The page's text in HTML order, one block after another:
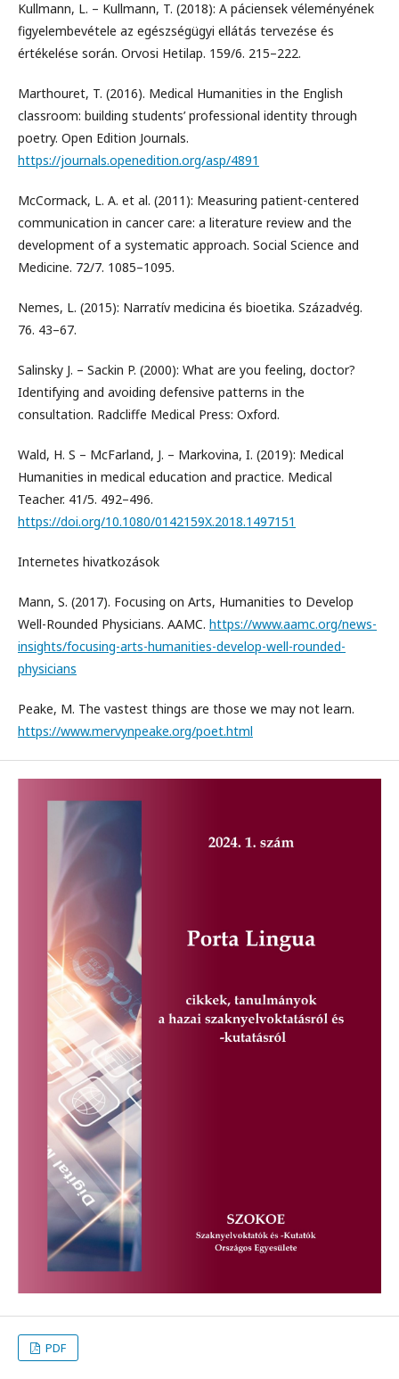
Kullmann, L. – Kullmann, T. (2018): A páciensek véleményének
figyelembevétele az egészségügyi ellátás tervezése és
értékelése során. Orvosi Hetilap. 159/6. 215–222.
Marthouret, T. (2016). Medical Humanities in the English
classroom: building students’ professional identity through
poetry. Open Edition Journals.
https://journals.openedition.org/asp/4891
McCormack, L. A. et al. (2011): Measuring patient-centered
communication in cancer care: a literature review and the
development of a systematic approach. Social Science and
Medicine. 72/7. 1085–1095.
Nemes, L. (2015): Narratív medicina és bioetika. Századvég.
76. 43–67.
Salinsky J. – Sackin P. (2000): What are you feeling, doctor?
Identifying and avoiding defensive patterns in the
consultation. Radcliffe Medical Press: Oxford.
Wald, H. S – McFarland, J. – Markovina, I. (2019): Medical
Humanities in medical education and practice. Medical
Teacher. 41/5. 492–496.
https://doi.org/10.1080/0142159X.2018.1497151
Internetes hivatkozások
Mann, S. (2017). Focusing on Arts, Humanities to Develop
Well-Rounded Physicians. AAMC. https://www.aamc.org/news-
insights/focusing-arts-humanities-develop-well-rounded-
physicians
Peake, M. The vastest things are those we may not learn.
https://www.mervynpeake.org/poet.html
PDF